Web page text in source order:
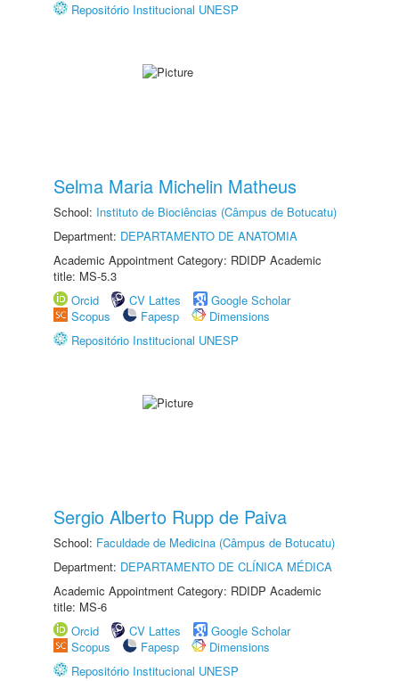
Repositório Institucional UNESP
Selma Maria Michelin Matheus
School: Instituto de Biociências (Câmpus de Botucatu)
Department: DEPARTAMENTO DE ANATOMIA
Academic Appointment Category: RDIDP Academic
title: MS-5.3
Orcid
CV Lattes
Google Scholar
Scopus
Fapesp
Dimensions
Repositório Institucional UNESP
Sergio Alberto Rupp de Paiva
School: Faculdade de Medicina (Câmpus de Botucatu)
Department: DEPARTAMENTO DE CLÍNICA MÉDICA
Academic Appointment Category: RDIDP Academic
title: MS-6
Orcid
CV Lattes
Google Scholar
Scopus
Fapesp
Dimensions
Repositório Institucional UNESP